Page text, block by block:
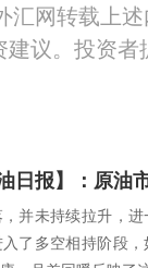
汇网转载上
议。投资
日报】：原油
并未持续拉升，
了多空相持阶段